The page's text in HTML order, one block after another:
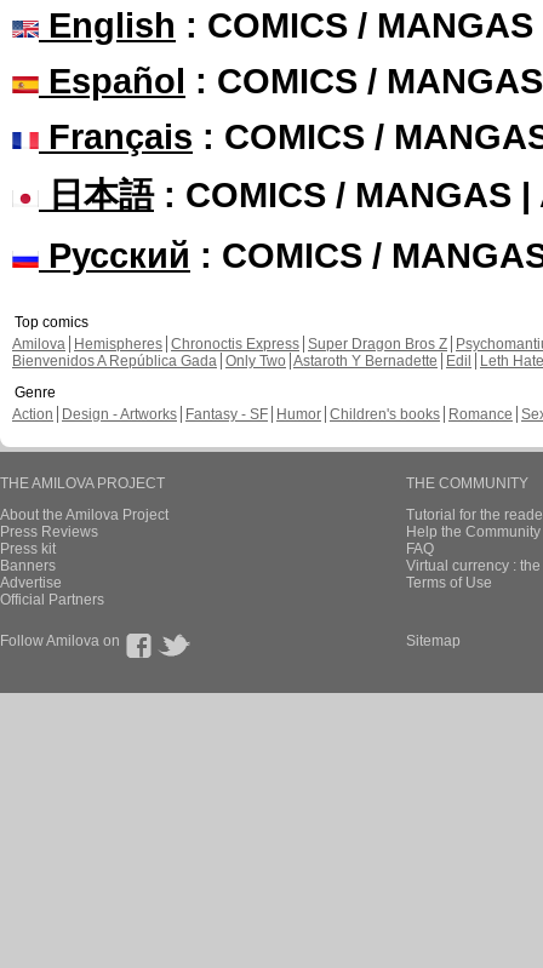
English : COMICS /
Español : COMICS /
Français : COMICS /
日本語: COMICS / MANGAS |
Русский : COMICS /
Top comics
Amilova
Hemispheres Chronoctis Express Super Dragon Bros Z
Bienvenidos A República Gada Only Two Astaroth Y Bernadette Edil
Leth Hate
Genre
Action
Design - Artworks Fantasy - SF Humor Children's books Romance
THE AMILOVA PROJECT
About the Amilova Project
Press Reviews
Press kit
Banners
Advertise
Official Partners
THE COMMUNITY
Tutorial for the
Help the
FAQ
Virtual currency :
Terms of Use
Follow Amilova on Sitemap